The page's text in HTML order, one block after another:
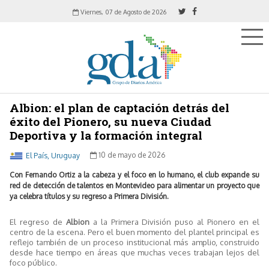
Viernes, 07 de Agosto de 2026
Albion: el plan de captación detrás del
éxito del Pionero, su nueva Ciudad
Deportiva y la formación integral
El País, Uruguay 10 de mayo de 2026
Con Fernando Ortiz a la cabeza y el foco en lo humano, el club expande su
red de detección de talentos en Montevideo para alimentar un proyecto que
ya celebra títulos y su regreso a Primera División.
El regreso de Albiona la Primera División puso al Pionero en el
centro de la escena. Pero el buen momento del plantel principal es
reflejo también de un proceso institucional más amplio, construido
desde hace tiempo en áreas que muchas veces trabajan lejos del
foco público.